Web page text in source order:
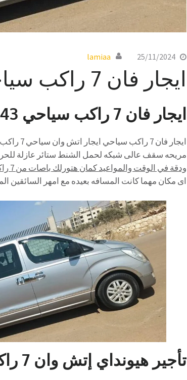
25/11/2024
lamiaa
ايجار فان 7 راكب سياحي
ايجار فان 7 راكب سياحي 01016549043
ايجار
مريحه سقف عالى شبكه لحمل الشنط ستائر عازلة
ودقة في الوقت والمواعيد كمان هتورلك باصات من 7 راكب الى 50 راكب
اى مكان مهما كانت المسافه بعيده مع امهر السائقين
تأجير هيونداي إتش وان 7 راكب 01016549043